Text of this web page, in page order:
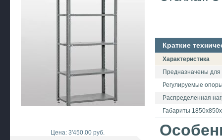
Цена: 3'450.00 руб.
Краткие
Характеристика
Предназначены для
Регулируемые
Распределенная
Габариты